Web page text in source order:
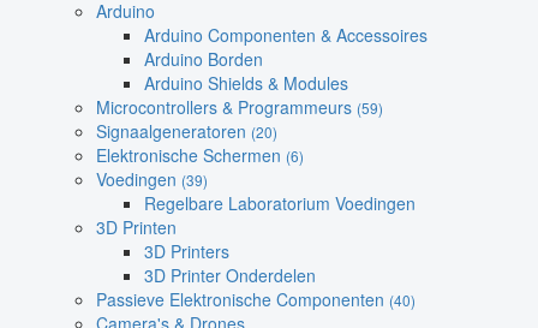
Arduino
Arduino Componenten & Accessoires
Arduino Borden
Arduino Shields & Modules
Microcontrollers & Programmeurs (59)
Signaalgeneratoren (20)
Elektronische Schermen (6)
Voedingen (39)
Regelbare Laboratorium Voedingen
3D Printen
3D Printers
3D Printer Onderdelen
Passieve Elektronische Componenten (40)
Camera's & Drones